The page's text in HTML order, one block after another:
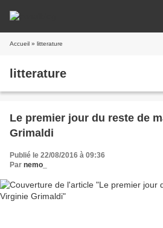
Accueil » litterature
litterature
Le premier jour du reste de
Grimaldi
Publié le 22/08/2016 à 09:36
Par nemo_